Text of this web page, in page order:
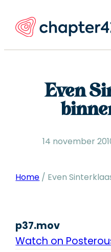
naar
Even
14 november
Home / Even
p37.mov
Watch on